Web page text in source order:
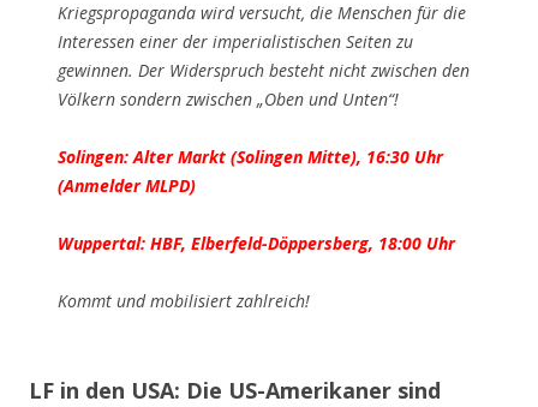
Kriegspropaganda wird versucht, die Menschen für die
Interessen einer der imperialistischen Seiten zu
gewinnen. Der Widerspruch besteht nicht zwischen den
Völkern sondern zwischen „Oben und Unten“!
Solingen: Alter Markt (Solingen Mitte), 16:30 Uhr
(Anmelder MLPD)
Wuppertal: HBF, Elberfeld-Döppersberg, 18:00 Uhr
Kommt und mobilisiert zahlreich!
LF in den USA: Die US-Amerikaner sind